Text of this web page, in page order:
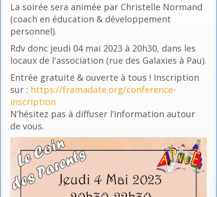
La soirée sera animée par Christelle Normand
(coach en éducation & développement
personnel).
Rdv donc jeudi 04 mai 2023 à 20h30, dans les
locaux de l'association (rue des Galaxies à Pau).
Entrée gratuite & ouverte à tous ! Inscription
sur : https://framadate.org/conference-
inscription
N’hésitez pas à diffuser l’information autour
de vous.